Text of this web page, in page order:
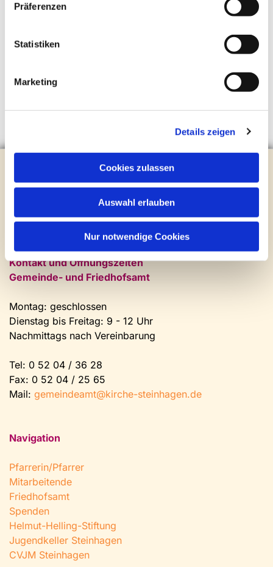
Präferenzen
Statistiken
Marketing
Details zeigen
Cookies zulassen
Auswahl erlauben
Nur notwendige Cookies
Evangelische Kirchengemeinde Steinhagen
Brockhagener Straße 28 | 33803 Steinhagen
gemeindeamt@kirche-steinhagen.de
Newsletter abonnieren
Kontakt und Öffnungszeiten
Gemeinde- und Friedhofsamt
Montag: geschlossen
Dienstag bis Freitag: 9 - 12 Uhr
Nachmittags nach Vereinbarung
Tel: 0 52 04 / 36 28
Fax: 0 52 04 / 25 65
Mail: gemeindeamt@kirche-steinhagen.de
Navigation
Pfarrerin/Pfarrer
Mitarbeitende
Friedhofsamt
Spenden
Helmut-Helling-Stiftung
Jugendkeller Steinhagen
CVJM Steinhagen